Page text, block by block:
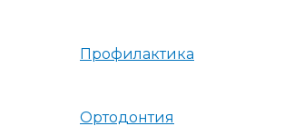
Профилактика
Ортодонтия